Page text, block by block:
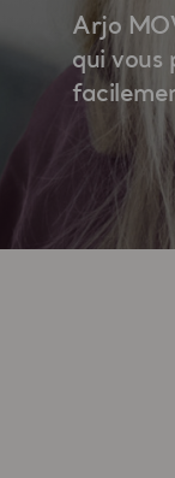
Arjo
qui vous